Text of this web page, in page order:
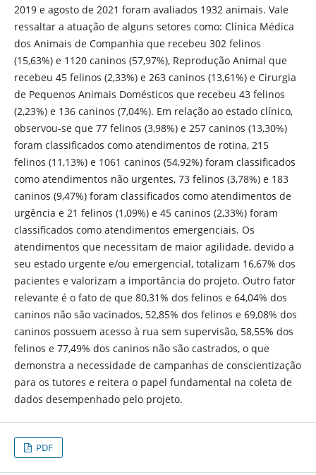
2019 e agosto de 2021 foram avaliados 1932 animais. Vale
ressaltar a atuação de alguns setores como: Clínica Médica
dos Animais de Companhia que recebeu 302 felinos
(15,63%) e 1120 caninos (57,97%), Reprodução Animal que
recebeu 45 felinos (2,33%) e 263 caninos (13,61%) e Cirurgia
de Pequenos Animais Domésticos que recebeu 43 felinos
(2,23%) e 136 caninos (7,04%). Em relação ao estado clínico,
observou-se que 77 felinos (3,98%) e 257 caninos (13,30%)
foram classificados como atendimentos de rotina, 215
felinos (11,13%) e 1061 caninos (54,92%) foram classificados
como atendimentos não urgentes, 73 felinos (3,78%) e 183
caninos (9,47%) foram classificados como atendimentos de
urgência e 21 felinos (1,09%) e 45 caninos (2,33%) foram
classificados como atendimentos emergenciais. Os
atendimentos que necessitam de maior agilidade, devido a
seu estado urgente e/ou emergencial, totalizam 16,67% dos
pacientes e valorizam a importância do projeto. Outro fator
relevante é o fato de que 80,31% dos felinos e 64,04% dos
caninos não são vacinados, 52,85% dos felinos e 69,08% dos
caninos possuem acesso à rua sem supervisão, 58,55% dos
felinos e 77,49% dos caninos não são castrados, o que
demonstra a necessidade de campanhas de conscientização
para os tutores e reitera o papel fundamental na coleta de
dados desempenhado pelo projeto.
PDF